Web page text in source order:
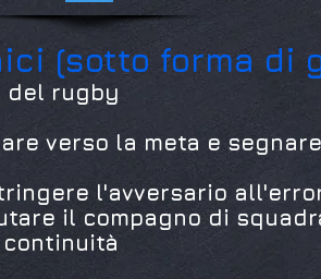
(sotto forma di
del rugby
verso la meta e
l'avversario
il compagno di